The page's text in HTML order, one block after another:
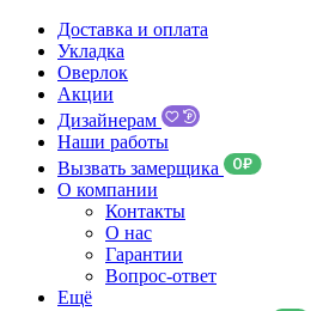
Доставка и оплата
Укладка
Оверлок
Акции
Дизайнерам
Наши работы
Вызвать замерщика
О компании
Контакты
О нас
Гарантии
Вопрос-ответ
Ещё